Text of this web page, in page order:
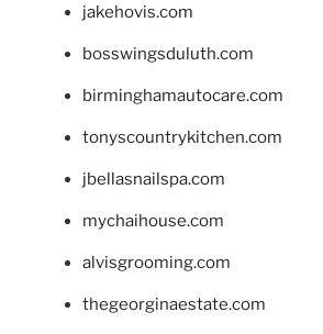
jakehovis.com
bosswingsduluth.com
birminghamautocare.com
tonyscountrykitchen.com
jbellasnailspa.com
mychaihouse.com
alvisgrooming.com
thegeorginaestate.com